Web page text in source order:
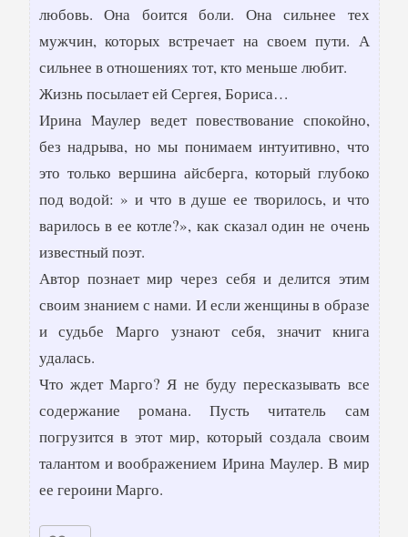
любовь. Она боится боли. Она сильнее тех
мужчин, которых встречает на своем пути. А
сильнее в отношениях тот, кто меньше любит.
Жизнь посылает ей Сергея, Бориса…
Ирина Маулер ведет повествование спокойно,
без надрыва, но мы понимаем интуитивно, что
это только вершина айсберга, который глубоко
под водой: » и что в душе ее творилось, и что
варилось в ее котле?», как сказал один не очень
известный поэт.
Автор познает мир через себя и делится этим
своим знанием с нами. И если женщины в образе
и судьбе Марго узнают себя, значит книга
удалась.
Что ждет Марго? Я не буду пересказывать все
содержание романа. Пусть читатель сам
погрузится в этот мир, который создала своим
талантом и воображением Ирина Маулер. В мир
ее героини Марго.